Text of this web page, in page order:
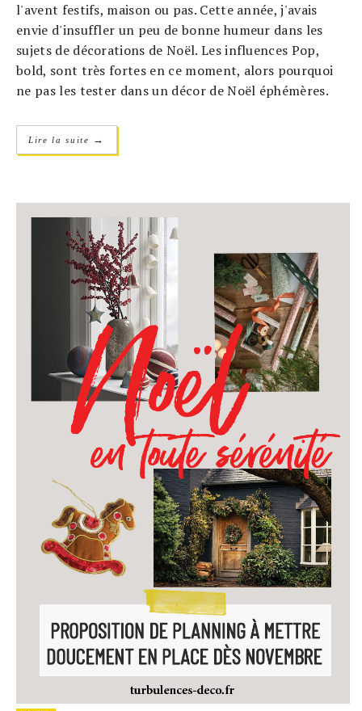
l'avent festifs, maison ou pas. Cette année, j'avais
envie d'insuffler un peu de bonne humeur dans les
sujets de décorations de Noël. Les influences Pop,
bold, sont très fortes en ce moment, alors pourquoi
ne pas les tester dans un décor de Noël éphémères.
Lire la suite →